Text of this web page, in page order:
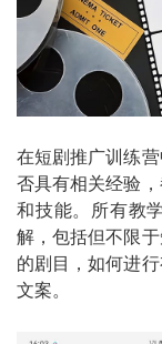
在短剧推广训练
否具有相关经验
和技能。所有教
解，包括但不限
的剧目，如何进
文案。